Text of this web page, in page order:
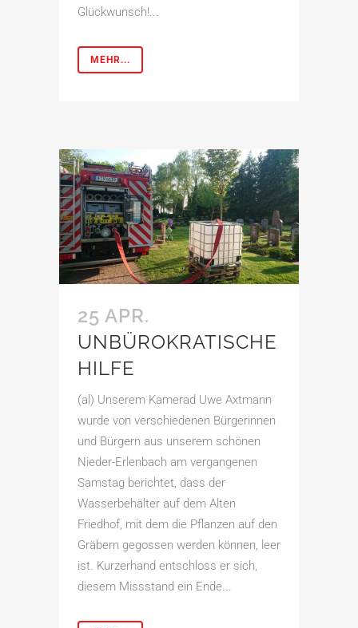
Glückwunsch!...
MEHR...
25 APR.
UNBÜROKRATISCHE
HILFE
(al) Unserem Kamerad Uwe Axtmann
wurde von verschiedenen Bürgerinnen
und Bürgern aus unserem schönen
Nieder-Erlenbach am vergangenen
Samstag berichtet, dass der
Wasserbehälter auf dem Alten
Friedhof, mit dem die Pflanzen auf den
Gräbern gegossen werden können, leer
ist. Kurzerhand entschloss er sich,
diesem Missstand ein Ende...